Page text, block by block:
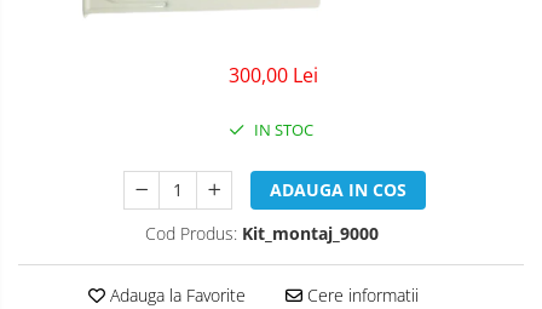
300,00 Lei
IN STOC
ADAUGA IN COS
Cod Produs: Kit_montaj_9000
Adauga la Favorite Cere informatii